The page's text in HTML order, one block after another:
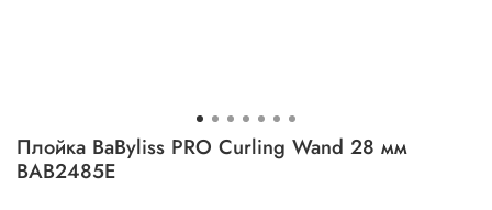
Плойка BaByliss PRO Curling Wand 28 мм
BAB2485E